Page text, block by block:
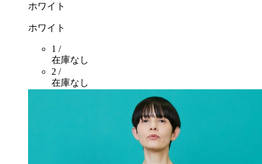
ホワイト
ホワイト
1 /
在庫なし
2 /
在庫なし